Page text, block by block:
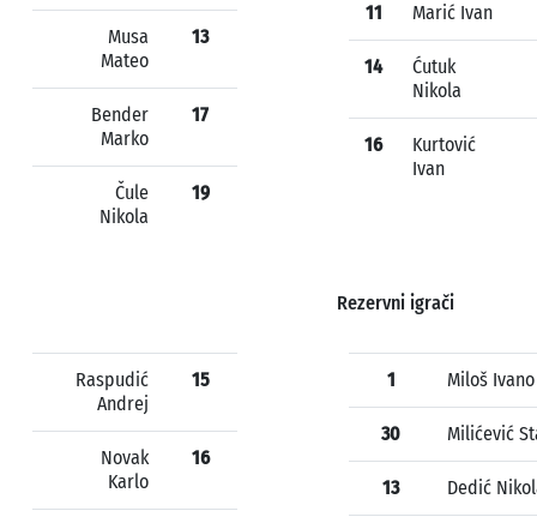
Musa
Mateo
13
Bender
Marko
17
Čule
Nikola
19
11 Marić Ivan
14
Ćutuk
Nikola
16
Kurtović
Ivan
Rezervni igrači
Raspudić
Andrej
15
Novak
Karlo
16
1 Miloš Ivano
30 Milićević
13 Dedić